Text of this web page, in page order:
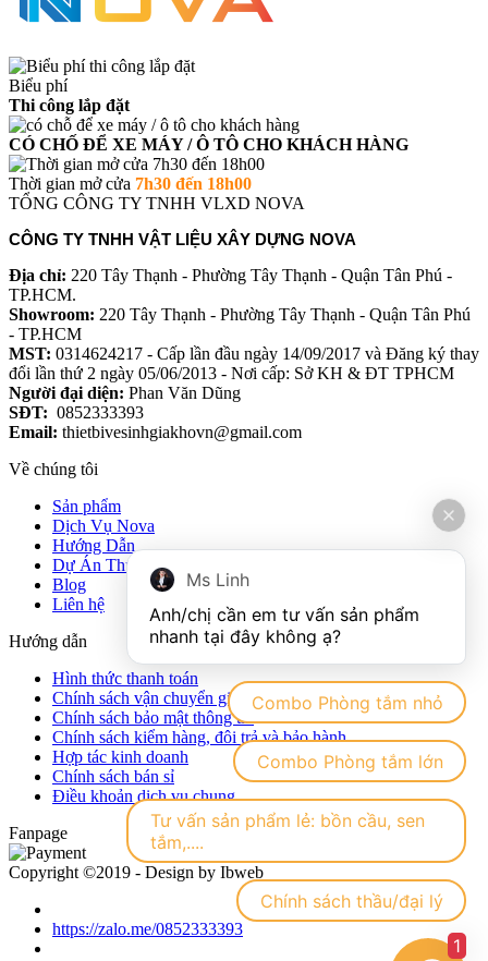
Biểu phí
Thi công lắp đặt
CÓ CHỐ ĐỂ XE MÁY / Ô TÔ CHO KHÁCH HÀNG
Thời gian mở cửa 7h30 đến 18h00
TỔNG CÔNG TY TNHH VLXD NOVA
CÔNG TY TNHH VẬT LIỆU XÂY DỰNG NOVA
Địa chỉ: 220 Tây Thạnh - Phường Tây Thạnh - Quận Tân Phú -
TP.HCM.
Showroom: 220 Tây Thạnh - Phường Tây Thạnh - Quận Tân Phú
- TP.HCM
MST: 0314624217 - Cấp lần đầu ngày 14/09/2017 và Đăng ký thay
đổi lần thứ 2 ngày 05/06/2013 - Nơi cấp: Sở KH & ĐT TPHCM
Người đại diện: Phan Văn Dũng
SĐT: 0852333393
Email: thietbivesinhgiakhovn@gmail.com
Về chúng tôi
Sản phẩm
Dịch Vụ Nova
Hướng Dẫn
Dự Án Thực Tế
Blog
Liên hệ
Hướng dẫn
Hình thức thanh toán
Chính sách vận chuyển giao nhận hàng hóa
Chính sách bảo mật thông tin
Chính sách kiểm hàng, đôi trả và bảo hành
Hợp tác kinh doanh
Chính sách bán sỉ
Điều khoản dịch vụ chung
Fanpage
Copyright ©2019 - Design by Ibweb
https://zalo.me/0852333393
Ms Linh
Anh/chị cần em tư vấn sản phẩm
Combo Phòng tắm nhỏ
Combo Phòng tắm lớn
Tư vấn sản phẩm lẻ: bồn cầu, sen
tắm,....
Chính sách thầu/đại lý
1